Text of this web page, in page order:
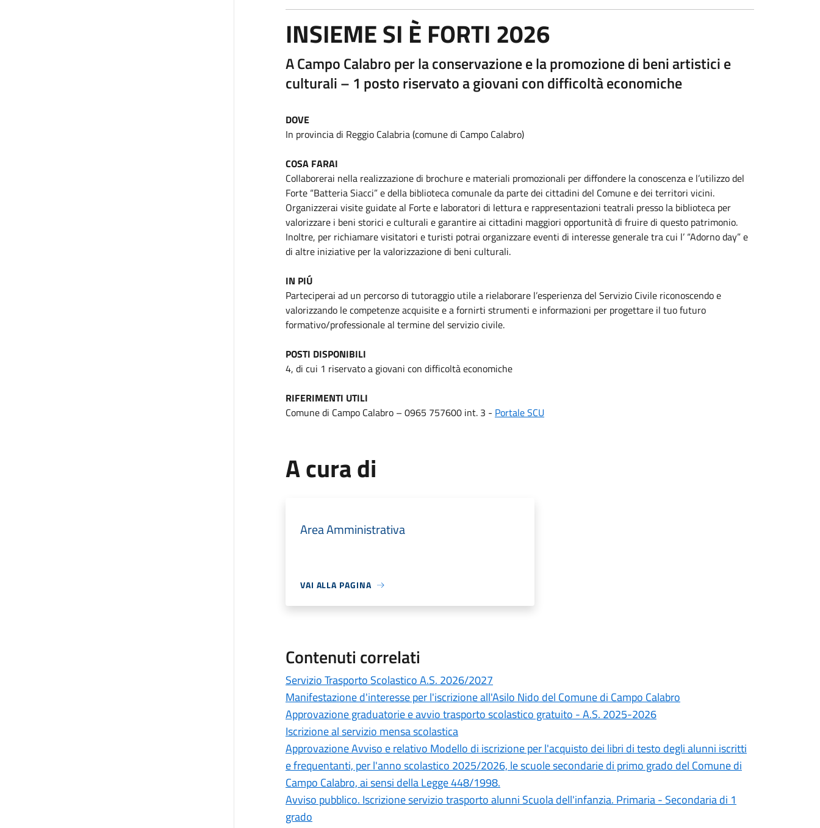
INSIEME SI È FORTI 2026
A Campo Calabro per la conservazione e la promozione di beni artistici e
culturali – 1 posto riservato a giovani con difficoltà economiche
DOVE
In provincia di Reggio Calabria (comune di Campo Calabro)
COSA FARAI
Collaborerai nella realizzazione di brochure e materiali promozionali per diffondere la conoscenza e l’utilizzo del
Forte “Batteria Siacci” e della biblioteca comunale da parte dei cittadini del Comune e dei territori vicini.
Organizzerai visite guidate al Forte e laboratori di lettura e rappresentazioni teatrali presso la biblioteca per
valorizzare i beni storici e culturali e garantire ai cittadini maggiori opportunità di fruire di questo patrimonio.
Inoltre, per richiamare visitatori e turisti potrai organizzare eventi di interesse generale tra cui l’ “Adorno day” e
di altre iniziative per la valorizzazione di beni culturali.
IN PIÚ
Parteciperai ad un percorso di tutoraggio utile a rielaborare l’esperienza del Servizio Civile riconoscendo e
valorizzando le competenze acquisite e a fornirti strumenti e informazioni per progettare il tuo futuro
formativo/professionale al termine del servizio civile.
POSTI DISPONIBILI
4, di cui 1 riservato a giovani con difficoltà economiche
RIFERIMENTI UTILI
Comune di Campo Calabro – 0965 757600 int. 3 - Portale SCU
A cura di
Area Amministrativa
VAI ALLA PAGINA
Contenuti correlati
Servizio Trasporto Scolastico A.S. 2026/2027
Manifestazione d'interesse per l'iscrizione all'Asilo Nido del Comune di Campo Calabro
Approvazione graduatorie e avvio trasporto scolastico gratuito - A.S. 2025-2026
Iscrizione al servizio mensa scolastica
Approvazione Avviso e relativo Modello di iscrizione per l'acquisto dei libri di testo degli alunni iscritti
e frequentanti, per l'anno scolastico 2025/2026, le scuole secondarie di primo grado del Comune di
Campo Calabro, ai sensi della Legge 448/1998.
Avviso pubblico. Iscrizione servizio trasporto alunni Scuola dell'infanzia. Primaria - Secondaria di 1
grado